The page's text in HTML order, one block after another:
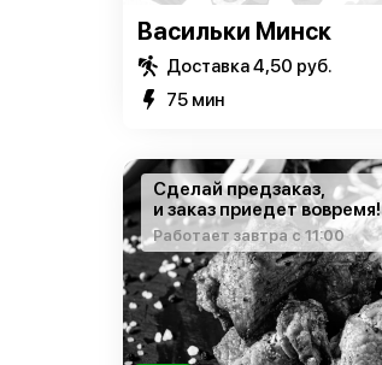
Васильки Минск
Доставка 4,50 руб.
75 мин
Сделай предзаказ,
и заказ приедет вовремя!
Работает завтра с 11:00